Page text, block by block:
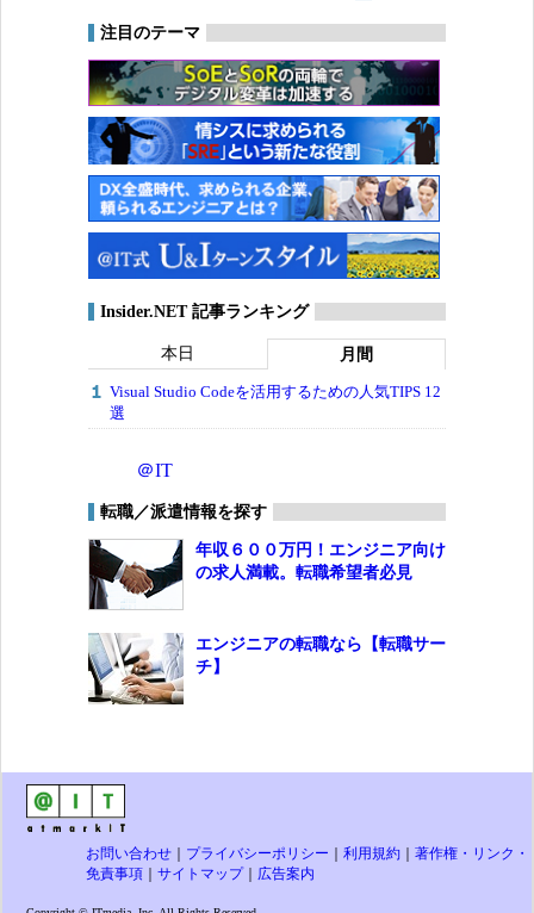
注目のテーマ
Insider.NET 記事ランキング
本日 月間
Visual Studio Codeを活用するための人気TIPS 12
選
＠IT
転職／派遣情報を探す
年収６００万円！エンジニア向け
の求人満載。転職希望者必見
エンジニアの転職なら【転職サー
チ】
お問い合わせ プライバシーポリシー 利用規約
著作権・リンク・
免責事項
サイトマップ｜ 広告案内